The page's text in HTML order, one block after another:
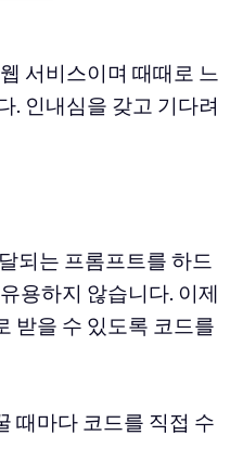
서비스이며 때때로 느
. 인내심을 갖고 기다려
되는 프롬프트를 하드
용하지 않습니다. 이제
받을 수 있도록 코드를
때마다 코드를 직접 수